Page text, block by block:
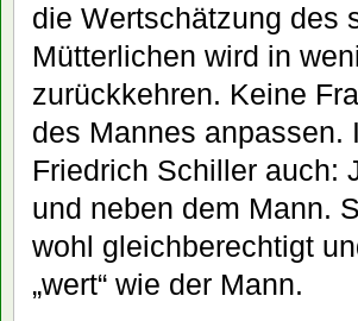
die Wertschätzung des
Mütterlichen wird in
zurückkehren. Keine
des Mannes anpassen.
Friedrich Schiller auch:
und neben dem Mann.
wohl gleichberechtigt
„wert“ wie der Mann.